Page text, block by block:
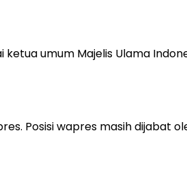
umum Majelis Ulama
Posisi wapres masih dijabat